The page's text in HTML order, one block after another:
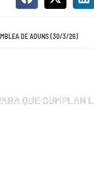
DE ADUNS (30/3/26)
QUE CUMPLAN